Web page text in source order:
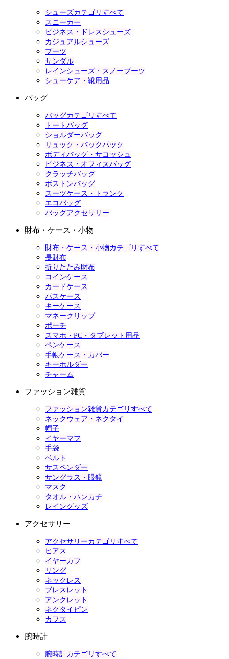
シューズカテゴリすべて
スニーカー
ビジネス・ドレスシューズ
カジュアルシューズ
ブーツ
サンダル
レインシューズ・スノーブーツ
シューケア・靴用品
バッグ
バッグカテゴリすべて
トートバッグ
ショルダーバッグ
リュック・バックパック
ボディバッグ・サコッシュ
ビジネス・オフィスバッグ
クラッチバッグ
ボストンバッグ
スーツケース・トランク
エコバッグ
バッグアクセサリー
財布・ケース・小物
財布・ケース・小物カテゴリすべて
長財布
折りたたみ財布
コインケース
カードケース
パスケース
キーケース
マネークリップ
ポーチ
スマホ・PC・タブレット用品
ペンケース
手帳ケース・カバー
キーホルダー
チャーム
ファッション雑貨
ファッション雑貨カテゴリすべて
ネックウェア・ネクタイ
帽子
イヤーマフ
手袋
ベルト
サスペンダー
サングラス・眼鏡
マスク
タオル・ハンカチ
レイングッズ
アクセサリー
アクセサリーカテゴリすべて
ピアス
イヤーカフ
リング
ネックレス
ブレスレット
アンクレット
ネクタイピン
カフス
腕時計
腕時計カテゴリすべて